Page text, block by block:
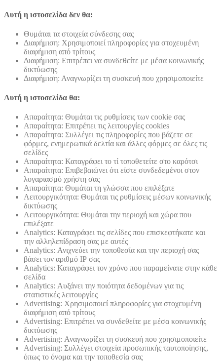
Αυτή η ιστοσελίδα δεν θα:
Θυμάται τα στοιχεία σύνδεσης σας
Διαφήμιση: Χρησιμοποιεί πληροφορίες για στοχευμένη
διαφήμιση από τρίτους
Διαφήμιση: Επιτρέπει να συνδεθείτε με μέσα κοινωνικής
δικτύωσης
Διαφήμιση: Αναγνωρίζει τη συσκευή που χρησιμοποιείτε
Αυτή η ιστοσελίδα θα:
Απαραίτητα: Θυμάται τις ρυθμίσεις των cookie σας
Απαραίτητα: Επιτρέπει τις λειτουργίες cookies
Απαραίτητα: Συλλέγει τις πληροφορίες που βάζετε σε
φόρμες, ενημερωτικά δελτία και άλλες φόρμες σε όλες τις
σελίδες
Απαραίτητα: Καταγράφει το τί τοποθετείτε στο καρότσι
Απαραίτητα: Επιβεβαιώνει ότι είστε συνδεδεμένοι στον
λογαριασμό χρήστη σας
Απαραίτητα: Θυμάται τη γλώσσα που επιλέξατε
Λειτουργικότητα: Θυμάται τις ρυθμίσεις μέσων κοινωνικής
δικτύωσης
Λειτουργικότητα: Θυμάται την περιοχή και χώρα που
επιλέξατε
Analytics: Καταγράφει τις σελίδες που επισκεφτήκατε και
την αλληλεπίδραση σας με αυτές
Analytics: Ανιχνεύει την τοποθεσία και την περιοχή σας
βάσει τον αριθμό ΙΡ σας
Analytics: Καταγράφει τον χρόνο που παραμείνατε στην κάθε
σελίδα
Analytics: Αυξάνει την ποιότητα δεδομένων για τις
στατιστικές λειτουργίες
Advertising: Χρησιμοποιεί πληροφορίες για στοχευμένη
διαφήμιση από τρίτους
Advertising: Επιτρέπει να συνδεθείτε με μέσα κοινωνικής
δικτύωσης
Advertising: Αναγνωρίζει τη συσκευή που χρησιμοποιείτε
Advertising: Συλλέγει στοιχεία προσωπικής ταυτοποίησης,
όπως το όνομα και την τοποθεσία σας